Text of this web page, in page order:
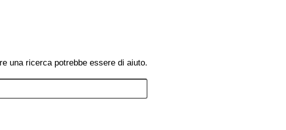
una ricerca potrebbe essere di aiuto.